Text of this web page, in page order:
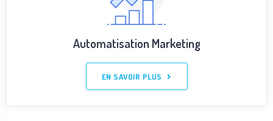
Automatisation Marketing
EN SAVOIR PLUS